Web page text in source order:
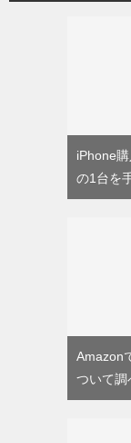
iPhone
の1台を
Amazon
ついて調